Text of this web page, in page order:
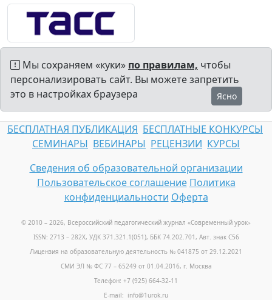
Мы сохраняем «куки» по правилам, чтобы
персонализировать сайт. Вы можете запретить
это в настройках браузера
Ясно
БЕСПЛАТНАЯ ПУБЛИКАЦИЯ БЕСПЛАТНЫЕ КОНКУРСЫ
СЕМИНАРЫ ВЕБИНАРЫ РЕЦЕНЗИИ КУРСЫ
Сведения об образовательной организации
Пользовательское соглашение Политика
конфиденциальности Оферта
© 2010 – 2026, Всероссийский педагогический журнал «Современный урок»
ISSN: 2713 – 282X, УДК 371.321.1(051), ББК 74.202.701, Авт. знак С56
Лицензия на образовательную деятельность № 041875 от 29.12.2021
СМИ ЭЛ № ФС 77 – 65249 от 01.04.2016, г. Москва
Телефон: +7 (925) 664-32-11
E-mail: info@1urok.ru